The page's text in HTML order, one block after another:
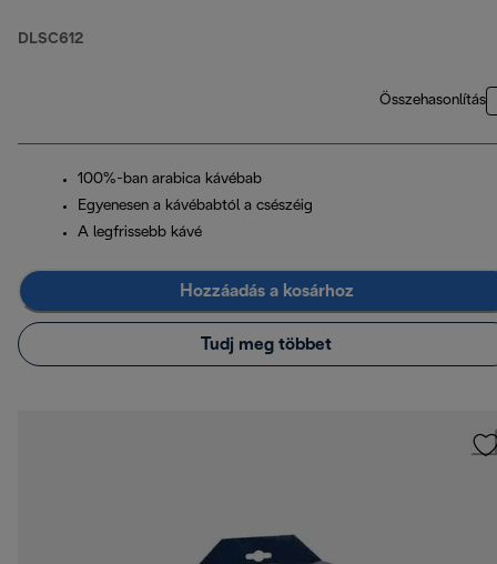
DLSC612
Összehasonlítás
100%-ban arabica kávébab
Egyenesen a kávébabtól a csészéig
A legfrissebb kávé
Hozzáadás a kosárhoz
Tudj meg többet